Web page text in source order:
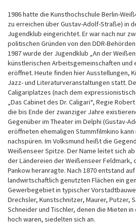
1986 hatte die Kunsthochschule Berlin-
zu erreichen über Gustav-Adolf-Straße) in
Jugendklub eingerichtet. Er war nach nur
politischen Gründen von den DDR-
1987 wurde der Jugendklub „An der
künstlerischen Arbeitsgemeinschaften und
eröffnet. Heute finden hier Ausstellungen,
Jazz- und Literaturveranstaltungen statt.
Caligariplatzes (nach dem
„Das Cabinet des Dr. Caligari“, Regie
die bis Ende der zwanziger Jahre
Gegenüber im Theater im Delphi (Gustav-
eröffneten ehemaligen Stummfilmkino
nachspüren. Im Volksmund heißt die
Weißenseer Spitze. Der Name leitet sich
der Ländereien der Weißenseer Feldmark,
Pankow heranragte. Nach 1870 entstand
landwirtschaftlich genutzten Flächen ein
Gewerbegebiet in typischer
Drechsler, Kunstschnitzer, Maurer, Putzer,
Schneider und Tischler, denen die Mieten
hoch waren, siedelten sich an.